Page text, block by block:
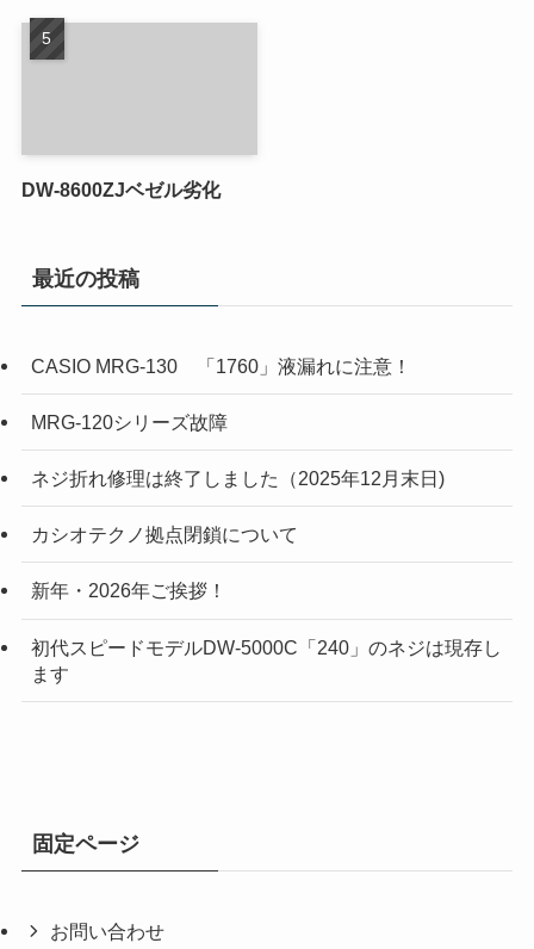
DW-8600ZJベゼル劣化
最近の投稿
CASIO MRG-130 「1760」液漏れに注意！
MRG-120シリーズ故障
ネジ折れ修理は終了しました（2025年12月末日)
カシオテクノ拠点閉鎖について
新年・2026年ご挨拶！
初代スピードモデルDW-5000C「240」のネジは現存し
ます
固定ページ
お問い合わせ